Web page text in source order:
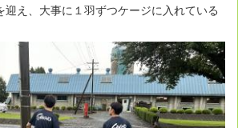
迎え、大事に１羽ずつケージに入れている